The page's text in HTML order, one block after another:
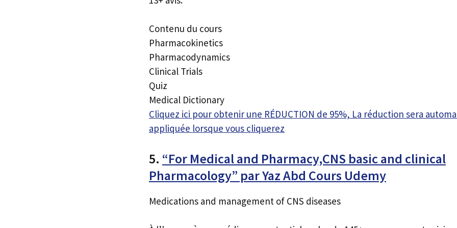
Contenu du cours
Pharmacokinetics
Pharmacodynamics
Clinical Trials
Quiz
Medical Dictionary
Cliquez ici pour obtenir une RÉDUCTION de 95%, La réduction sera
appliquée lorsque vous cliquerez
5. “For Medical and Pharmacy,CNS basic and clinical
Pharmacology” par Yaz Abd Cours Udemy
Medications and management of CNS diseases